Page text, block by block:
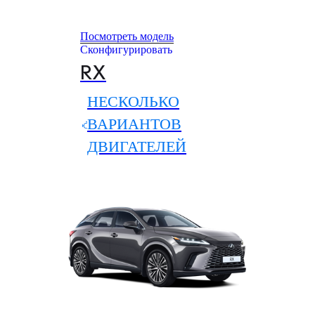
Посмотреть модель
Сконфигурировать
RX
НЕСКОЛЬКО
ВАРИАНТОВ
ДВИГАТЕЛЕЙ